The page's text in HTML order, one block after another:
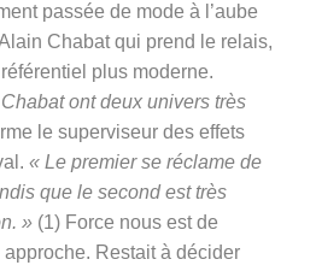
passée de mode à l’aube
Chabat qui prend le relais,
plus moderne.
ont deux univers très
le superviseur des effets
« Le premier se réclame de
que le second est très
» (1) Force nous est de
approche. Restait à décider